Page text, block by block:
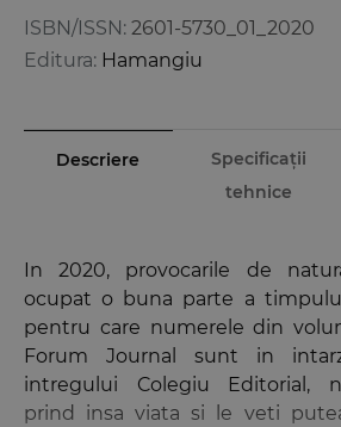
ISBN/ISSN: 2601-5730_01_2020
Editura: Hamangiu
Descriere
Specificații
tehnice
In 2020, provocarile de
ocupat o buna parte a
pentru care numerele din
Forum Journal sunt in
intregului Colegiu Editorial,
prind insa viata si le veti